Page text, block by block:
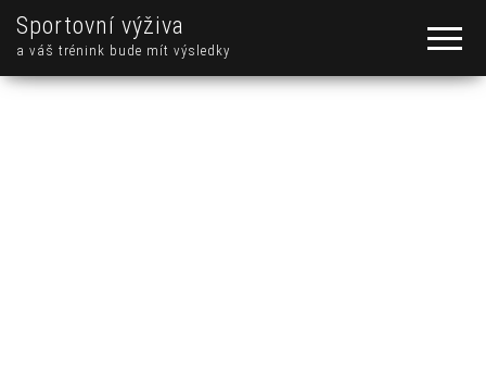
Sportovní výživa
a váš trénink bude mít výsledky